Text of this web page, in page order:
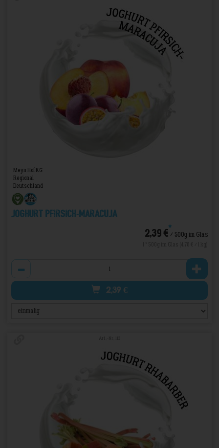
Meyn Hof KG
Regional
Deutschland
Joghurt Pfirsich-Maracuja
2,39 €*/ 500g im Glas
2,39 €